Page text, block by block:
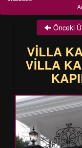
Önceki
VİLLA
VİLLA